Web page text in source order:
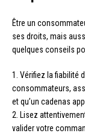
Être un
ses droits, mais
quelques conseils
1. Vérifiez la fiabilité
consommateurs,
et qu’un cadenas
2. Lisez
valider votre